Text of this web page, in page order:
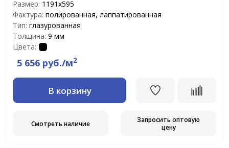
Размер: 1191x595
Фактура: полированная, лаппатированная
Тип: глазурованная
Толщина: 9 мм
Цвета:
5 656 руб./м2
В корзину
Смотреть наличие
Запросить оптовую
цену